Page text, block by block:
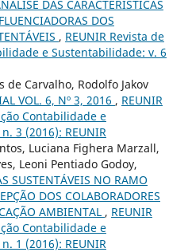
DAS CARACTERÍSTICAS
DOS
, REUNIR Revista de
e Sustentabilidade: v. 6
de Carvalho, Rodolfo Jakov
VOL. 6, Nº 3, 2016 , REUNIR
Contabilidade e
3 (2016): REUNIR
Luciana Fighera Marzall,
Leoni Pentiado Godoy,
SUSTENTÁVEIS NO RAMO
DOS COLABORADORES
AMBIENTAL , REUNIR
Contabilidade e
1 (2016): REUNIR